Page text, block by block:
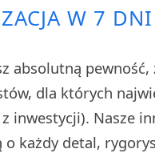
W 7 DNI
absolutną
dla których
inwestycji). Nasze
każdy detal,